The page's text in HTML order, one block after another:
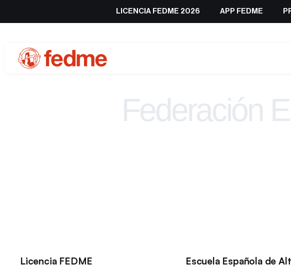
LICENCIA FEDME 2026 APP FEDME
Federación
Licencia FEDME
Escuela Española de